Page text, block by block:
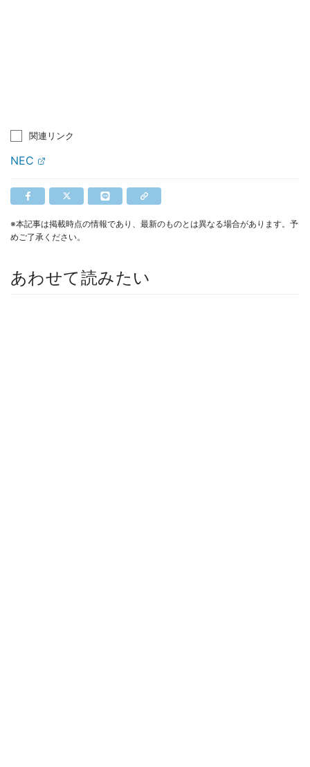
関連リンク
NEC
※本記事は掲載時点の情報であり、最新のものとは異なる場合があります。予
めご了承ください。
あわせて読みたい